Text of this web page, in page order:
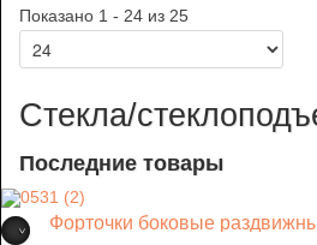
Показано 1 - 24 из 25
Стекла/
Последние товары
Форточки боковые